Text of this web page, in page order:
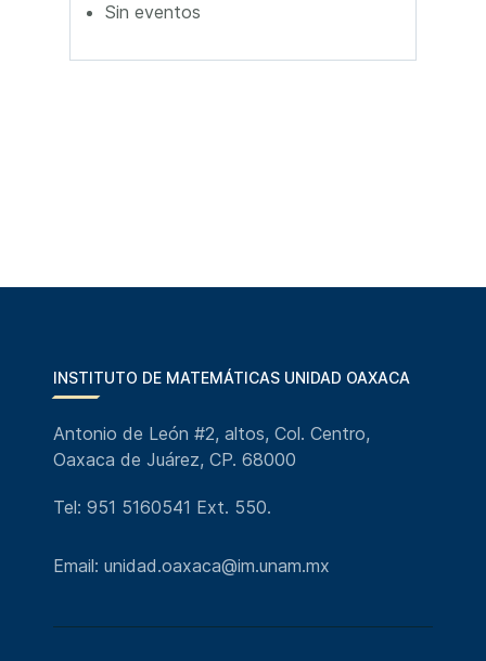
Sin eventos
INSTITUTO DE MATEMÁTICAS UNIDAD OAXACA
Antonio de León #2, altos, Col. Centro,
Oaxaca de Juárez, CP. 68000
Tel: 951 5160541 Ext. 550.
Email: unidad.oaxaca@im.unam.mx